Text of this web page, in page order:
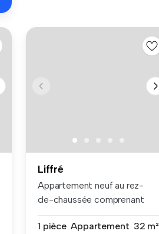
Liffré
Appartement neuf au rez-
de-chaussée comprenant
1 pièce Appartement 32 m²